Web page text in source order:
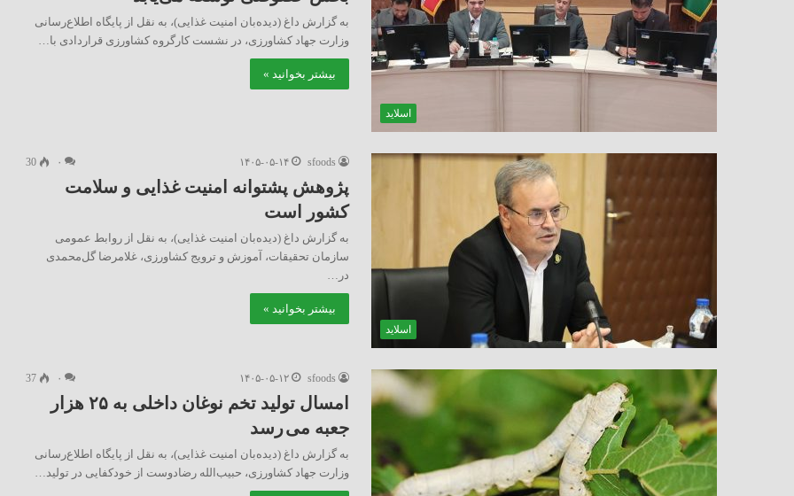
اسلاید
به گزارش داغ (دیده‌بان امنیت غذایی)، به نقل از پایگاه اطلاع‌رسانی
وزارت جهاد کشاورزی، در نشست کارگروه کشاورزی قراردادی با…
بیشتر بخوانید »
اسلاید
sfoods ۱۴۰۵-۰۵-۱۴ ۰ 30
پژوهش پشتوانه امنیت غذایی و سلامت
کشور است
به گزارش داغ (دیده‌بان امنیت غذایی)، به نقل از روابط عمومی
سازمان تحقیقات، آموزش و ترویج کشاورزی، غلامرضا گل‌محمدی
در…
بیشتر بخوانید »
sfoods ۱۴۰۵-۰۵-۱۲ ۰ 37
امسال تولید تخم نوغان داخلی به ۲۵ هزار
جعبه می رسد
به گزارش داغ (دیده‌بان امنیت غذایی)، به نقل از پایگاه اطلاع‌رسانی
وزارت جهاد کشاورزی، حبیب‌الله رضادوست از خودکفایی در تولید…